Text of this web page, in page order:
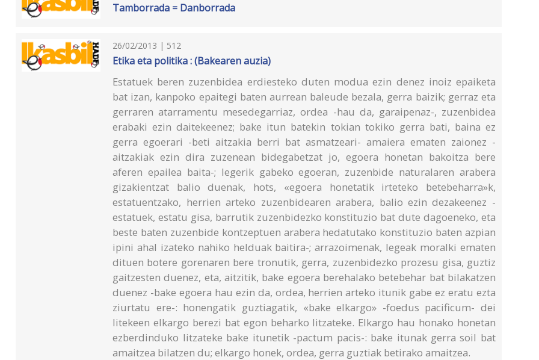
Tamborrada = Danborrada
26/02/2013 | 512
Etika eta politika : (Bakearen auzia)
Estatuek beren zuzenbidea erdiesteko duten modua ezin denez inoiz epaiketa
bat izan, kanpoko epaitegi baten aurrean baleude bezala, gerra baizik; gerraz eta
gerraren atarramentu mesedegarriaz, ordea -hau da, garaipenaz-, zuzenbidea
erabaki ezin daitekeenez; bake itun batekin tokian tokiko gerra bati, baina ez
gerra egoerari -beti aitzakia berri bat asmatzeari- amaiera ematen zaionez -
aitzakiak ezin dira zuzenean bidegabetzat jo, egoera honetan bakoitza bere
aferen epailea baita-; legerik gabeko egoeran, zuzenbide naturalaren arabera
gizakientzat balio duenak, hots, «egoera honetatik irteteko betebeharra»k,
estatuentzako, herrien arteko zuzenbidearen arabera, balio ezin dezakeenez -
estatuek, estatu gisa, barrutik zuzenbidezko konstituzio bat dute dagoeneko, eta
beste baten zuzenbide kontzeptuen arabera hedatutako konstituzio baten azpian
ipini ahal izateko nahiko helduak baitira-; arrazoimenak, legeak moralki ematen
dituen botere gorenaren bere tronutik, gerra, zuzenbidezko prozesu gisa, guztiz
gaitzesten duenez, eta, aitzitik, bake egoera berehalako betebehar bat bilakatzen
duenez -bake egoera hau ezin da, ordea, herrien arteko itunik gabe ez eratu ezta
ziurtatu ere-: honengatik guztiagatik, «bake elkargo» -foedus pacificum- dei
litekeen elkargo berezi bat egon beharko litzateke. Elkargo hau honako honetan
ezberdinduko litzateke bake itunetik -pactum pacis-: bake itunak gerra soil bat
amaitzea bilatzen du; elkargo honek, ordea, gerra guztiak betirako amaitzea.